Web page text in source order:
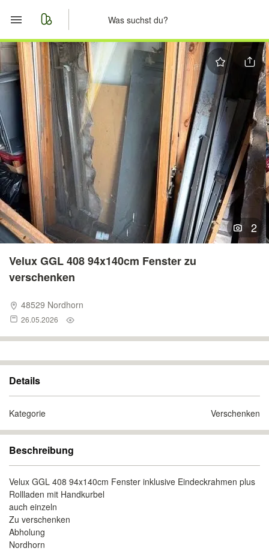
Start
Merkliste
Nachrichten
Anzeige aufgeben
2
Velux GGL 408 94x140cm Fenster zu
verschenken
48529 Nordhorn
26.05.2026
Details
Kategorie Verschenken
Beschreibung
Velux GGL 408 94x140cm Fenster inklusive Eindeckrahmen plus
Rollladen mit Handkurbel
auch einzeln
Zu verschenken
Abholung
Nordhorn